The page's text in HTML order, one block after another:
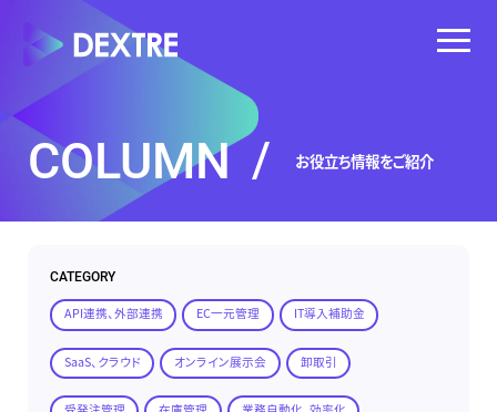
COLUMN / お役立ち情報をご紹介
CATEGORY
API連携、外部連携 EC一元管理 IT導入補助金
SaaS、クラウド オンライン展示会 卸取引